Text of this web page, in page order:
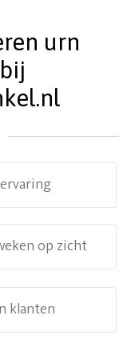
urn
op zicht
klanten